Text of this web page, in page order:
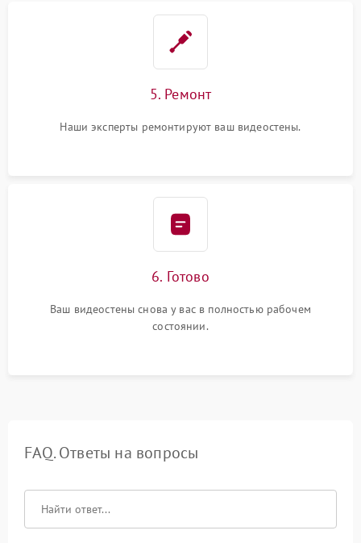
5. Ремонт
Наши эксперты ремонтируют ваш видеостены.
6. Готово
Ваш видеостены снова у вас в полностью рабочем
состоянии.
FAQ. Ответы на вопросы